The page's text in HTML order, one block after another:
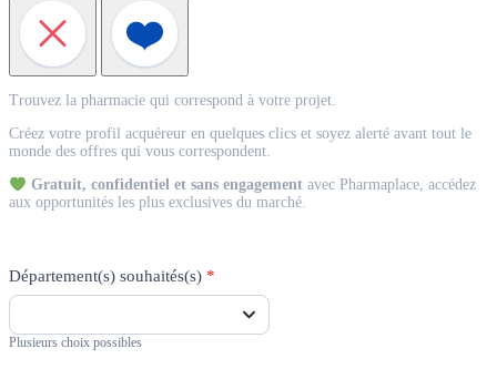
Acquéreur
Trouvez la pharmacie qui correspond à votre projet.
Créez votre profil acquéreur en quelques clics et soyez alerté avant tout le
monde des offres qui vous correspondent.
Gratuit, confidentiel et sans engagementavec Pharmaplace, accédez
aux opportunités les plus exclusives du marché.
Département(s) souhaités(s) *
Plusieurs choix possibles